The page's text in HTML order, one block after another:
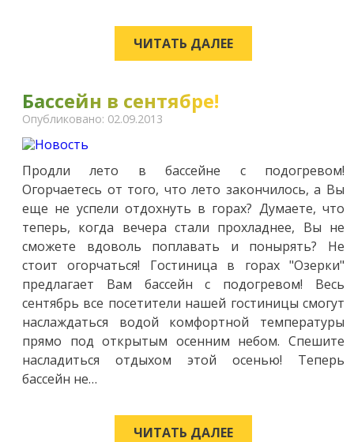
ЧИТАТЬ ДАЛЕЕ
Бассейн в сентябре!
Опубликовано: 02.09.2013
Продли лето в бассейне с подогревом!
Огорчаетесь от того, что лето закончилось, а Вы
еще не успели отдохнуть в горах? Думаете, что
теперь, когда вечера стали прохладнее, Вы не
сможете вдоволь поплавать и понырять? Не
стоит огорчаться! Гостиница в горах "Озерки"
предлагает Вам бассейн с подогревом! Весь
сентябрь все посетители нашей гостиницы смогут
наслаждаться водой комфортной температуры
прямо под открытым осенним небом. Спешите
насладиться отдыхом этой осенью! Теперь
бассейн не…
ЧИТАТЬ ДАЛЕЕ